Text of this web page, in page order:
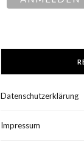
Datenschutzerklärung
Impressum